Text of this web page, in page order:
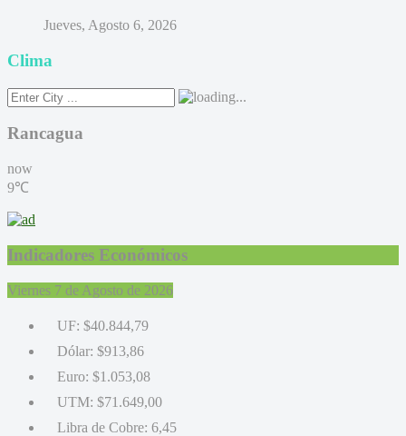
Jueves, Agosto 6, 2026
Clima
Rancagua
now
9℃
Indicadores Económicos
Viernes 7 de Agosto de 2026
UF: $40.844,79
Dólar: $913,86
Euro: $1.053,08
UTM: $71.649,00
Libra de Cobre: 6,45